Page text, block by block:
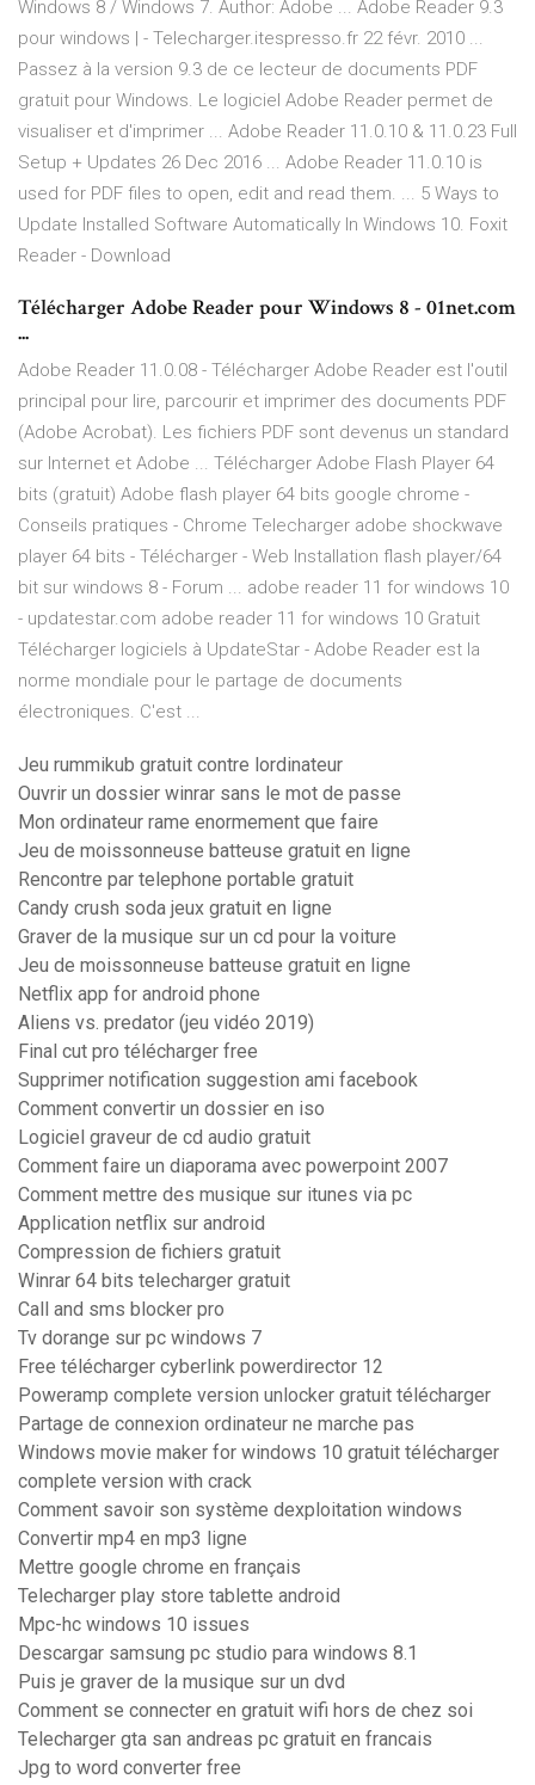
Windows 8 / Windows 7. Author: Adobe ... Adobe Reader 9.3
pour windows | - Telecharger.itespresso.fr 22 févr. 2010 ...
Passez à la version 9.3 de ce lecteur de documents PDF
gratuit pour Windows. Le logiciel Adobe Reader permet de
visualiser et d'imprimer ... Adobe Reader 11.0.10 & 11.0.23 Full
Setup + Updates 26 Dec 2016 ... Adobe Reader 11.0.10 is
used for PDF files to open, edit and read them. ... 5 Ways to
Update Installed Software Automatically In Windows 10. Foxit
Reader - Download
Télécharger Adobe Reader pour Windows 8 - 01net.com
...
Adobe Reader 11.0.08 - Télécharger Adobe Reader est l'outil
principal pour lire, parcourir et imprimer des documents PDF
(Adobe Acrobat). Les fichiers PDF sont devenus un standard
sur Internet et Adobe ... Télécharger Adobe Flash Player 64
bits (gratuit) Adobe flash player 64 bits google chrome -
Conseils pratiques - Chrome Telecharger adobe shockwave
player 64 bits - Télécharger - Web Installation flash player/64
bit sur windows 8 - Forum ... adobe reader 11 for windows 10
- updatestar.com adobe reader 11 for windows 10 Gratuit
Télécharger logiciels à UpdateStar - Adobe Reader est la
norme mondiale pour le partage de documents
électroniques. C'est ...
Jeu rummikub gratuit contre lordinateur
Ouvrir un dossier winrar sans le mot de passe
Mon ordinateur rame enormement que faire
Jeu de moissonneuse batteuse gratuit en ligne
Rencontre par telephone portable gratuit
Candy crush soda jeux gratuit en ligne
Graver de la musique sur un cd pour la voiture
Jeu de moissonneuse batteuse gratuit en ligne
Netflix app for android phone
Aliens vs. predator (jeu vidéo 2019)
Final cut pro télécharger free
Supprimer notification suggestion ami facebook
Comment convertir un dossier en iso
Logiciel graveur de cd audio gratuit
Comment faire un diaporama avec powerpoint 2007
Comment mettre des musique sur itunes via pc
Application netflix sur android
Compression de fichiers gratuit
Winrar 64 bits telecharger gratuit
Call and sms blocker pro
Tv dorange sur pc windows 7
Free télécharger cyberlink powerdirector 12
Poweramp complete version unlocker gratuit télécharger
Partage de connexion ordinateur ne marche pas
Windows movie maker for windows 10 gratuit télécharger
complete version with crack
Comment savoir son système dexploitation windows
Convertir mp4 en mp3 ligne
Mettre google chrome en français
Telecharger play store tablette android
Mpc-hc windows 10 issues
Descargar samsung pc studio para windows 8.1
Puis je graver de la musique sur un dvd
Comment se connecter en gratuit wifi hors de chez soi
Telecharger gta san andreas pc gratuit en francais
Jpg to word converter free